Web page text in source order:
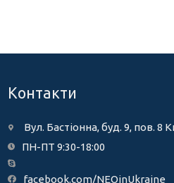
Контакти
Вул. Бастіонна, буд. 9, пов. 8
ПН-ПТ 9:30-18:00
facebook.com/NEOinUkraine